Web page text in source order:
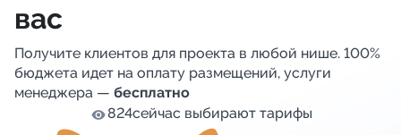
Горящие предложения
Индекс читаемости каналов в Telegram
вас
Получите клиентов для проекта в любой нише. 100%
бюджета идет на оплату размещений, услуги
менеджера — бесплатно
824сейчас выбирают тарифы